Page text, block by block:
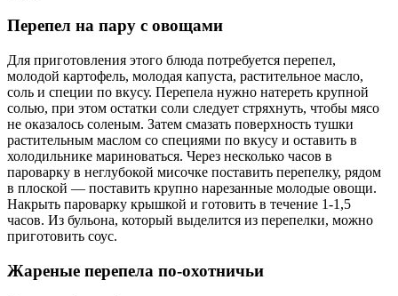
Перепел на пару с овощами
Для приготовления этого блюда потребуется перепел,
молодой картофель, молодая капуста, растительное масло,
соль и специи по вкусу. Перепела нужно натереть крупной
солью, при этом остатки соли следует стряхнуть, чтобы мясо
не оказалось соленым. Затем смазать поверхность тушки
растительным маслом со специями по вкусу и оставить в
холодильнике мариноваться. Через несколько часов в
пароварку в неглубокой мисочке поставить перепелку, рядом
в плоской — поставить крупно нарезанные молодые овощи.
Накрыть пароварку крышкой и готовить в течение 1-1,5
часов. Из бульона, который выделится из перепелки, можно
приготовить соус.
Жареные перепела по-охотничьи